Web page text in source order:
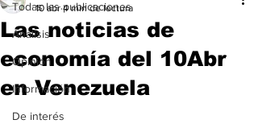
Todas las publicaciones
Análisis
Opinión
Información
De interés
Las noticias de
economía del 10Abr
en Venezuela
10 abr 4 min de lectura